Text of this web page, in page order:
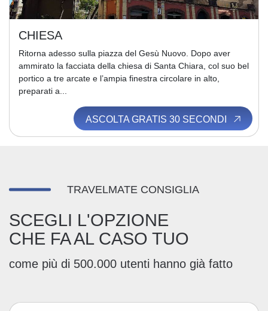
CHIESA
Ritorna adesso sulla piazza del Gesù Nuovo. Dopo aver
ammirato la facciata della chiesa di Santa Chiara, col suo bel
portico a tre arcate e l’ampia finestra circolare in alto,
preparati a...
ASCOLTA GRATIS 30 SECONDI
TRAVELMATE CONSIGLIA
SCEGLI L'OPZIONE
CHE FA AL CASO TUO
come più di 500.000 utenti hanno già fatto